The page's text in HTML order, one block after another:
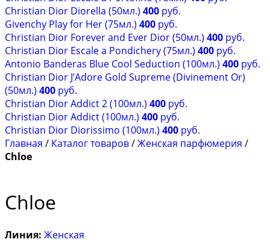
Christian Dior Diorella (50мл.) 400 руб.
Givenchy Play for Her (75мл.) 400 руб.
Christian Dior Forever and Ever Dior (50мл.) 400 руб.
Christian Dior Escale a Pondichery (75мл.) 400 руб.
Antonio Banderas Blue Cool Seduction (100мл.) 400 руб.
Christian Dior J’Adore Gold Supreme (Divinement Or)
(50мл.) 400 руб.
Christian Dior Addict 2 (100мл.) 400 руб.
Christian Dior Addict (100мл.) 400 руб.
Christian Dior Diorissimo (100мл.) 400 руб.
Главная / Каталог товаров/Женская парфюмерия /
Chloe
Chloe
Линия: Женская